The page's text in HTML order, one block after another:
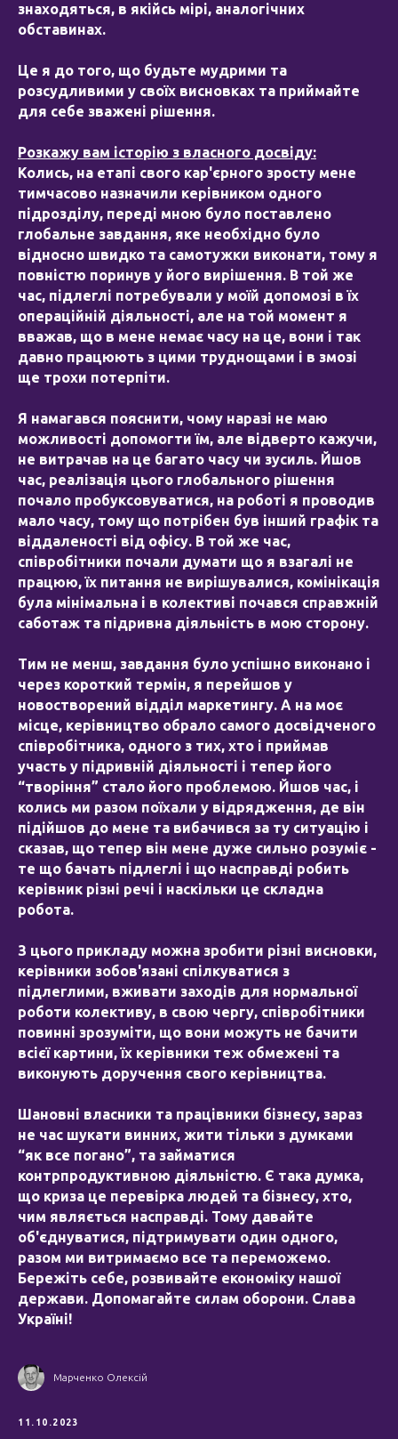
знаходяться, в якійсь мірі, аналогічних
обставинах.
Це я до того, що будьте мудрими та
розсудливими у своїх висновках та приймайте
для себе зважені рішення.
Розкажу вам історію з власного досвіду:
Колись, на етапі свого кар'єрного зросту мене
тимчасово назначили керівником одного
підрозділу, переді мною було поставлено
глобальне завдання, яке необхідно було
відносно швидко та самотужки виконати, тому я
повністю поринув у його вирішення. В той же
час, підлеглі потребували у моїй допомозі в їх
операційній діяльності, але на той момент я
вважав, що в мене немає часу на це, вони і так
давно працюють з цими труднощами і в змозі
ще трохи потерпіти.
Я намагався пояснити, чому наразі не маю
можливості допомогти їм, але відверто кажучи,
не витрачав на це багато часу чи зусиль. Йшов
час, реалізація цього глобального рішення
почало пробуксовуватися, на роботі я проводив
мало часу, тому що потрібен був інший графік та
віддаленості від офісу. В той же час,
співробітники почали думати що я взагалі не
працюю, їх питання не вирішувалися, комінікація
була мінімальна і в колективі почався справжній
саботаж та підривна діяльність в мою сторону.
Тим не менш, завдання було успішно виконано і
через короткий термін, я перейшов у
новостворений відділ маркетингу. А на моє
місце, керівництво обрало самого досвідченого
співробітника, одного з тих, хто і приймав
участь у підривній діяльності і тепер його
“творіння” стало його проблемою. Йшов час, і
колись ми разом поїхали у відрядження, де він
підійшов до мене та вибачився за ту ситуацію і
сказав, що тепер він мене дуже сильно розуміє -
те що бачать підлеглі і що насправді робить
керівник різні речі і наскільки це складна
робота.
З цього прикладу можна зробити різні висновки,
керівники зобов'язані спілкуватися з
підлеглими, вживати заходів для нормальної
роботи колективу, в свою чергу, співробітники
повинні зрозуміти, що вони можуть не бачити
всієї картини, їх керівники теж обмежені та
виконують доручення свого керівництва.
Шановні власники та працівники бізнесу, зараз
не час шукати винних, жити тільки з думками
“як все погано”, та займатися
контрпродуктивною діяльністю. Є така думка,
що криза це перевірка людей та бізнесу, хто,
чим являється насправді. Тому давайте
об'єднуватися, підтримувати один одного,
разом ми витримаємо все та переможемо.
Бережіть себе, розвивайте економіку нашої
держави. Допомагайте силам оборони. Слава
Україні!
Марченко Олексій
11.10.2023